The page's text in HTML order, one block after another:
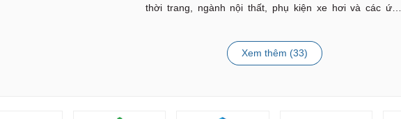
thời trang, ngành nội thất, phụ kiện xe hơi và các ứng
Xem thêm (33)